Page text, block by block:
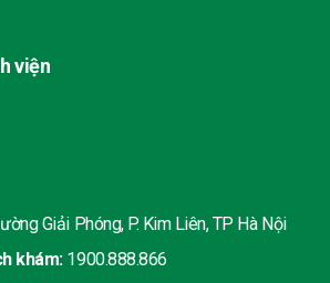
Giải Phóng, P. Kim Liên, TP Hà Nội
khám: 1900.888.866
viện